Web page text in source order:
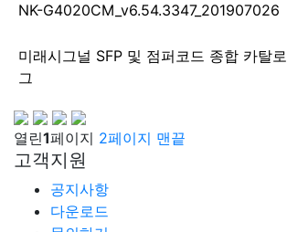
NK-G4020CM_v6.54.3347_201907026
미래시그널 SFP 및 점퍼코드 종합 카탈로
그
열린1페이지 2페이지 맨끝
고객지원
공지사항
다운로드